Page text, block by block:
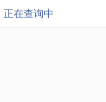
正在查询中